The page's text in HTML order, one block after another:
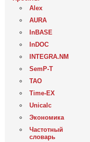
Alex
AURA
InBASE
InDOC
INTEGRA.NM
SemP-T
ТАО
Time-EX
Unicalc
Экономика
Частотный
словарь